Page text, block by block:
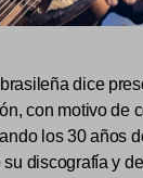
dice
con motivo de
los 30 años
discografía y